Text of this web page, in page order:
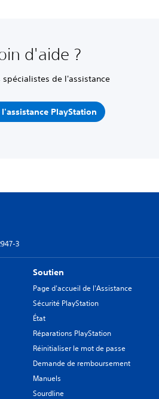
d'aide ?
spécialistes de l'assistance
PlayStation
3
Soutien
Page d'accueil de l'Assistance
Sécurité PlayStation
État
Réparations PlayStation
Réinitialiser le mot de passe
Demande de remboursement
Manuels
Sourdline